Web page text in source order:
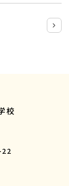
校
22